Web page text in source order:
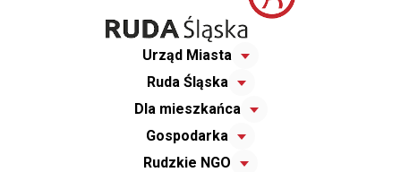
Urząd Miasta
Ruda Śląska
Dla mieszkańca
Gospodarka
Rudzkie NGO